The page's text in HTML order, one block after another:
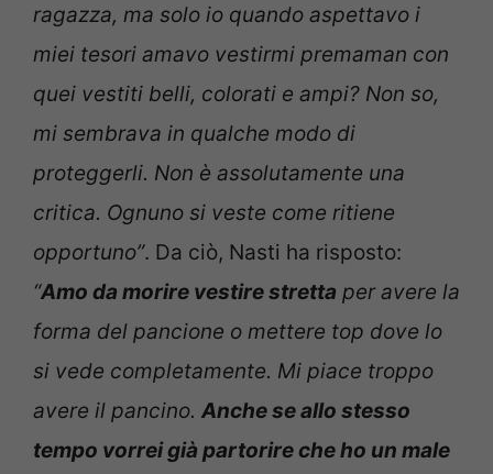
ragazza, ma solo io quando aspettavo i
miei tesori amavo vestirmi premaman con
quei vestiti belli, colorati e ampi? Non so,
mi sembrava in qualche modo di
proteggerli. Non è assolutamente una
critica. Ognuno si veste come ritiene
opportuno”. Da ciò, Nasti ha risposto:
“Amo da morire vestire stretta per avere la
forma del pancione o mettere top dove lo
si vede completamente. Mi piace troppo
avere il pancino. Anche se allo stesso
tempo vorrei già partorire che ho un male